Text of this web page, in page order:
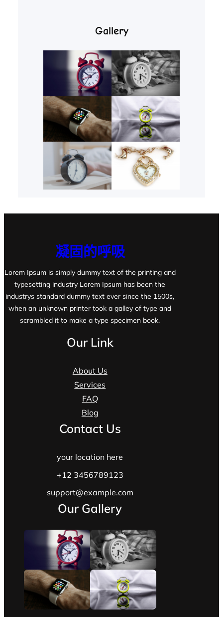
Gallery
凝固的呼吸
Lorem Ipsum is simply dummy text of the printing and
typesetting industry Lorem Ipsum has been the
industrys standard dummy text ever since the 1500s,
when an unknown printer took a galley of type and
scrambled it to make a type specimen book.
Our Link
About Us
Services
FAQ
Blog
Contact Us
your location here
+12 3456789123
support@example.com
Our Gallery